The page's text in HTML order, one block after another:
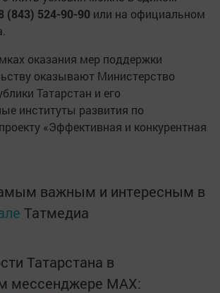
(843) 524-90-90 или на официальном
оказания мер поддержки
оказывают Министерство
Татарстан и его
институты развития по
«Эффективная и конкурентная
важным и интересным в
Татмедиа
Татарстана в
мессенджере MАХ: